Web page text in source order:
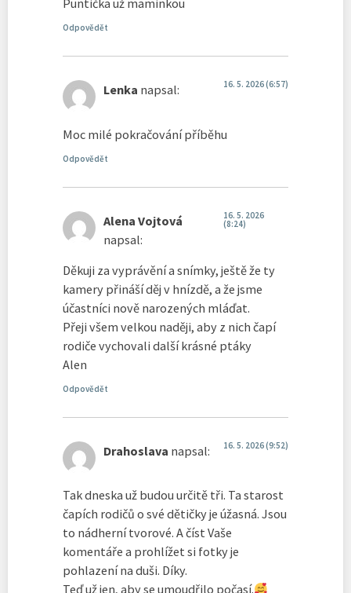
Odpovědět
Lenka napsal: 16. 5. 2026 (6:57)
Moc milé pokračování příběhu
Odpovědět
Alena Vojtová
napsal:
16. 5. 2026
(8:24)
Děkuji za vyprávění a snímky, ještě že ty
kamery přináší děj v hnízdě, a že jsme
účastníci nově narozených mláďat.
Přeji všem velkou naději, aby z nich čapí
rodiče vychovali další krásné ptáky
Alen
Odpovědět
Drahoslava napsal: 16. 5. 2026 (9:52)
Tak dneska už budou určitě tři. Ta starost
čapích rodičů o své dětičky je úžasná. Jsou
to nádherní tvorové. A číst Vaše
komentáře a prohlížet si fotky je
pohlazení na duši. Díky.
Teď už jen, aby se umoudřilo počasí.